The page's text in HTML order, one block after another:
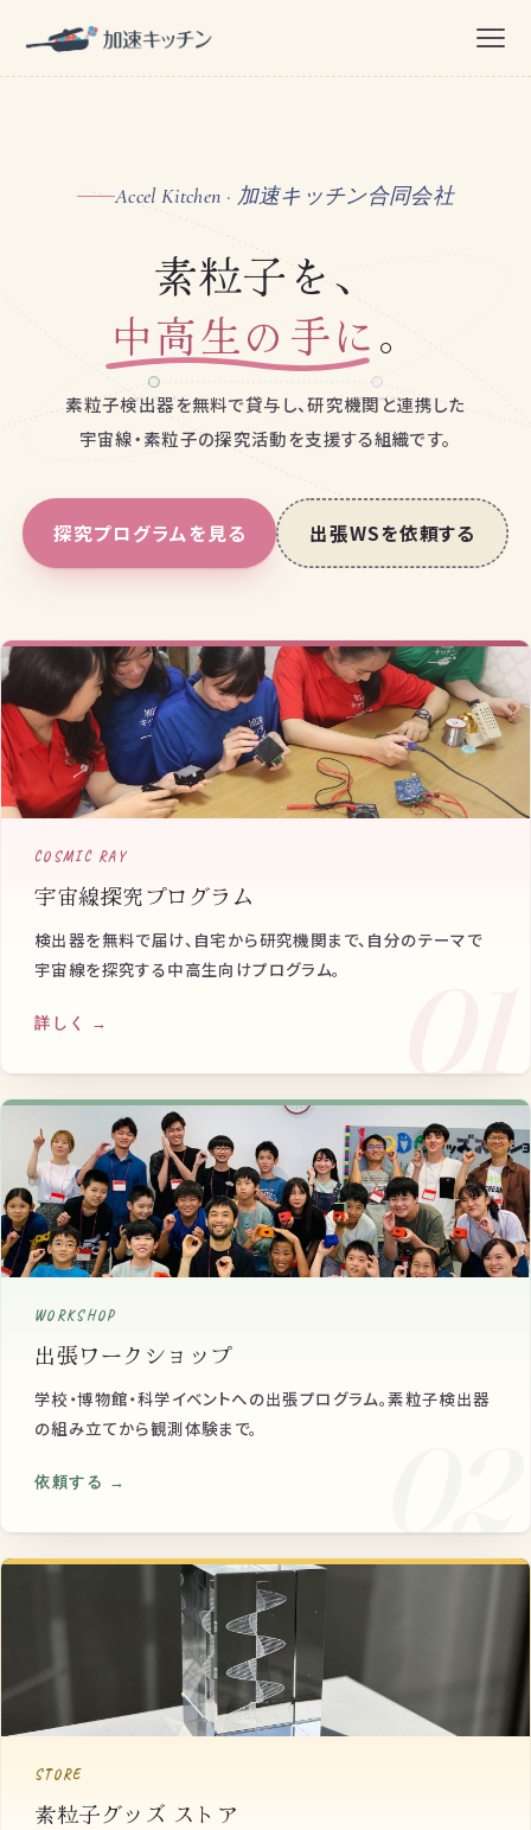
WORKSHOP HANDMADE
Accel Kitchen · 加速キッチン合同会社
素粒子を、
中高生の手に。
素粒子検出器を無料で貸与し、研究機関と連携した
宇宙線・素粒子の探究活動を支援する組織です。
探究プログラムを見る 出張WSを依頼する
COSMIC RAY
宇宙線探究プログラム
検出器を無料で届け、自宅から研究機関まで、自分のテーマで
宇宙線を探究する中高生向けプログラム。
詳しく →
WORKSHOP
出張ワークショップ
学校・博物館・科学イベントへの出張プログラム。素粒子検出器
の組み立てから観測体験まで。
依頼する →
STORE
素粒子グッズ ストア